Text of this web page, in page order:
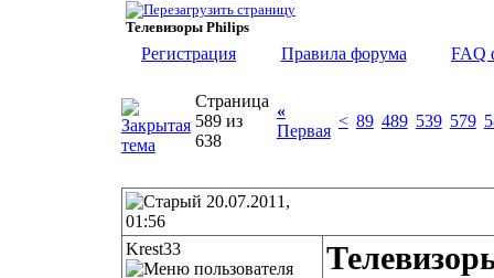
Телевизоры Philips
Регистрация Правила форума FAQ
Страница
589 из
638
«
Первая
< 89 489 539 579
20.07.2011,
01:56
Krest33